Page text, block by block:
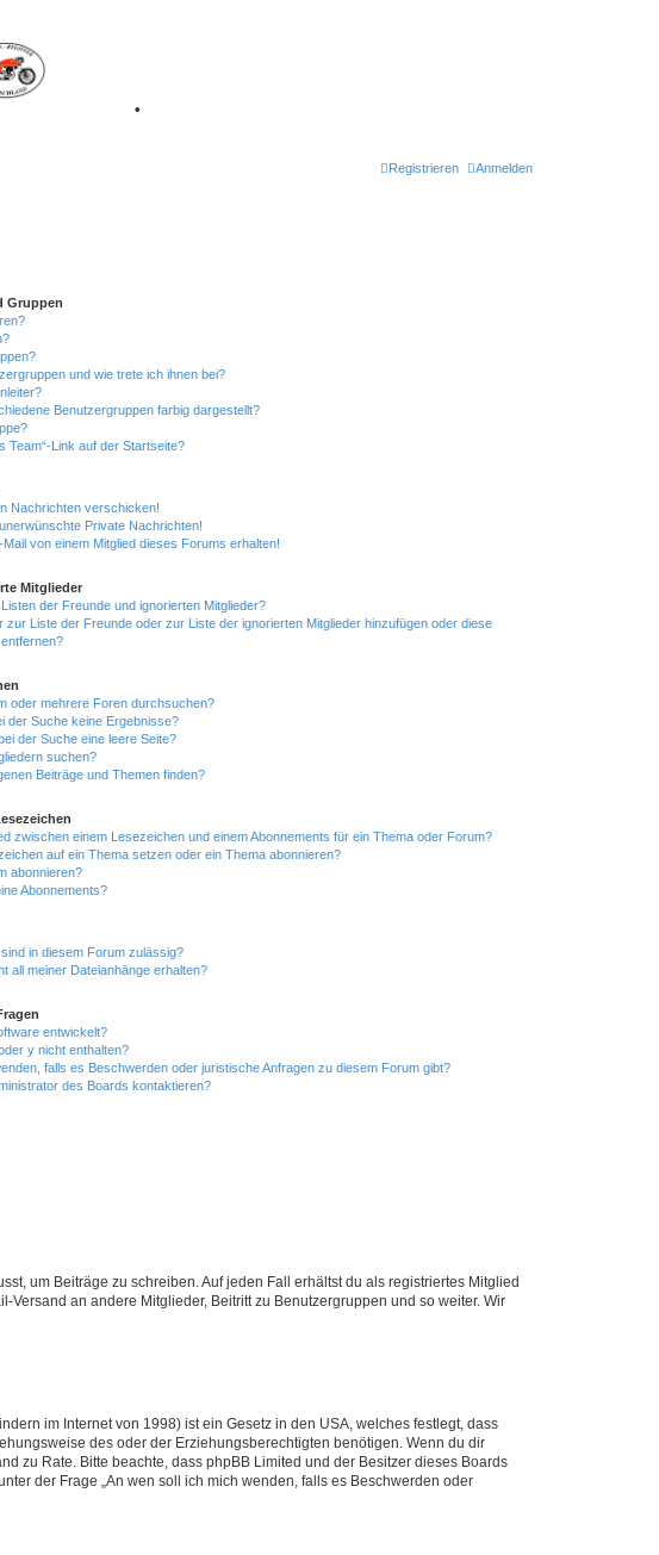
•
Anmelden
Registrieren
Gruppen
und wie trete ich ihnen bei?
Benutzergruppen farbig dargestellt?
Team“-Link auf der Startseite?
Nachrichten verschicken!
Private Nachrichten!
Mail von einem Mitglied dieses Forums erhalten!
Mitglieder
der Freunde und ignorierten Mitglieder?
zur Liste der Freunde oder zur Liste der ignorierten Mitglieder hinzufügen oder diese
oder mehrere Foren durchsuchen?
der Suche keine Ergebnisse?
der Suche eine leere Seite?
suchen?
Beiträge und Themen finden?
zwischen einem Lesezeichen und einem Abonnements für ein Thema oder Forum?
auf ein Thema setzen oder ein Thema abonnieren?
abonnieren?
Abonnements?
in diesem Forum zulässig?
all meiner Dateianhänge erhalten?
entwickelt?
y nicht enthalten?
falls es Beschwerden oder juristische Anfragen zu diesem Forum gibt?
des Boards kontaktieren?
um Beiträge zu schreiben. Auf jeden Fall erhältst du als registriertes Mitglied
an andere Mitglieder, Beitritt zu Benutzergruppen und so weiter. Wir
im Internet von 1998) ist ein Gesetz in den USA, welches festlegt, dass
des oder der Erziehungsberechtigten benötigen. Wenn du dir
zu Rate. Bitte beachte, dass phpBB Limited und der Besitzer dieses Boards
der Frage „An wen soll ich mich wenden, falls es Beschwerden oder